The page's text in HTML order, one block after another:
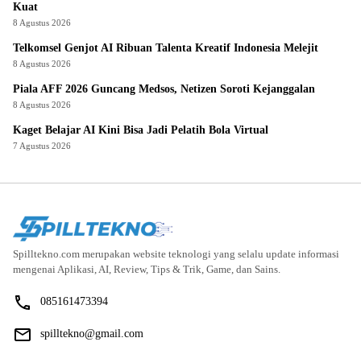
Kuat
8 Agustus 2026
Telkomsel Genjot AI Ribuan Talenta Kreatif Indonesia Melejit
8 Agustus 2026
Piala AFF 2026 Guncang Medsos, Netizen Soroti Kejanggalan
8 Agustus 2026
Kaget Belajar AI Kini Bisa Jadi Pelatih Bola Virtual
7 Agustus 2026
Spilltekno.com merupakan website teknologi yang selalu update informasi
mengenai Aplikasi, AI, Review, Tips & Trik, Game, dan Sains.
085161473394
spilltekno@gmail.com